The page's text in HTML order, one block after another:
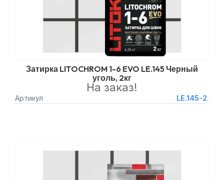
Затирка LITOCHROM 1-6 EVO LE.145 Черный
уголь, 2кг
Артикул LE.145-2
На заказ!